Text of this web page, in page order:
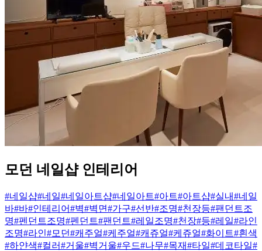
모던 네일샵 인테리어
#네일샵#네일#네일아트샵#네일아트#아트#아트샵#실내#네일
바#바#인테리어#벽#벽면#가구#선반#조명#천장등#팬던트조
명#펜던트조명#펜던트#팬던트#레일조명#천장#등#레일#라인
조명#라인#모던#캐주얼#케주얼#캐쥬얼#케쥬얼#화이트#흰색
#하얀색#컬러#거울#벽거울#우드#나무#목재#타일#데코타일#